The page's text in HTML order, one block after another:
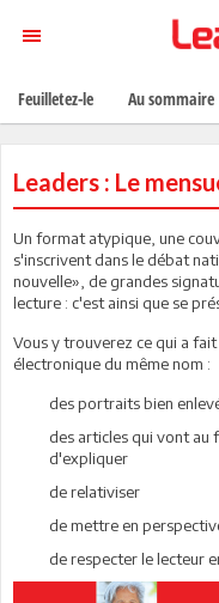
Leaders : Le
Un format atypique, une
s'inscrivent dans le débat
nouvelle», de grandes
lecture : c'est ainsi que se
Vous y trouverez ce qui a
électronique du même nom :
des portraits bien
des articles qui vont au
d'expliquer
de relativiser
de mettre en
de respecter le lecteur
Feuilletez-le Au sommaire